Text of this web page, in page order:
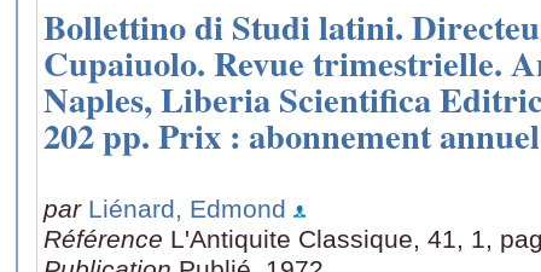
Bollettino di Studi latini.
Cupaiuolo. Revue trimestrielle.
Naples, Liberia Scientifica
202 pp. Prix : abonnement
par Liénard, Edmond
Référence L'Antiquite Classique, 41, 1,